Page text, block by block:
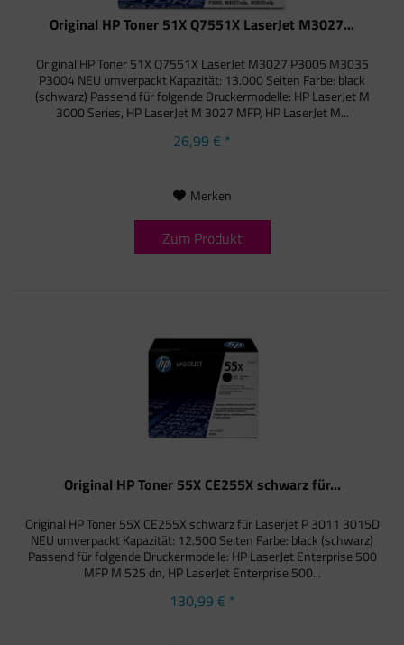
Original HP Toner 51X Q7551X LaserJet M3027...
Original HP Toner 51X Q7551X LaserJet M3027 P3005 M3035
P3004 NEU umverpackt Kapazität: 13.000 Seiten Farbe: black
(schwarz) Passend für folgende Druckermodelle: HP LaserJet M
3000 Series, HP LaserJet M 3027 MFP, HP LaserJet M...
26,99 € *
Merken
Zum Produkt
Original HP Toner 55X CE255X schwarz für...
Original HP Toner 55X CE255X schwarz für Laserjet P 3011 3015D
NEU umverpackt Kapazität: 12.500 Seiten Farbe: black (schwarz)
Passend für folgende Druckermodelle: HP LaserJet Enterprise 500
MFP M 525 dn, HP LaserJet Enterprise 500...
130,99 € *